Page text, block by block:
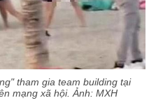
tham gia team building tại
mạng xã hội. Ảnh: MXH